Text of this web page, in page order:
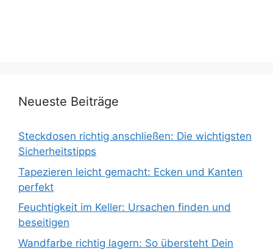
Neueste Beiträge
Steckdosen richtig anschließen: Die wichtigsten
Sicherheitstipps
Tapezieren leicht gemacht: Ecken und Kanten
perfekt
Feuchtigkeit im Keller: Ursachen finden und
beseitigen
Wandfarbe richtig lagern: So übersteht Dein